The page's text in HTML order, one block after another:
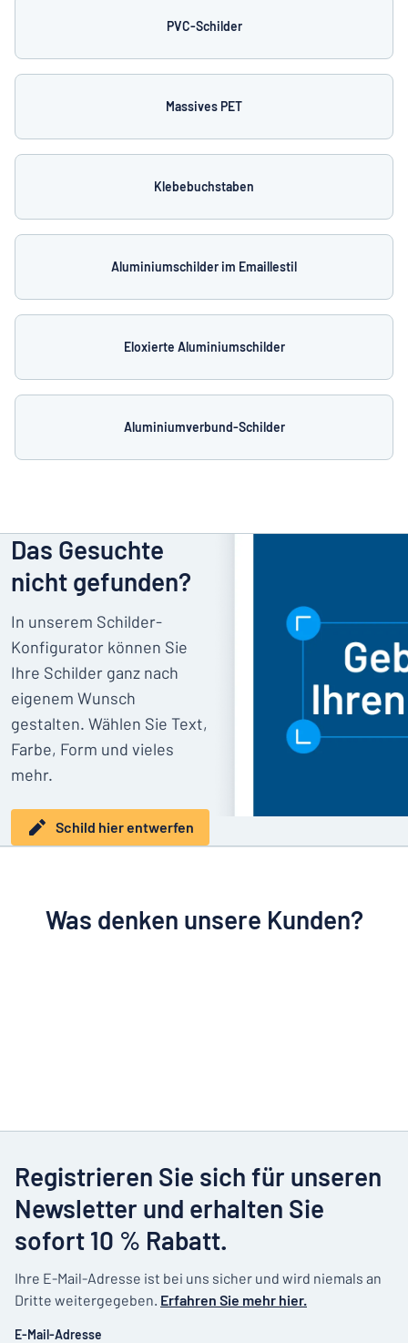
PVC-Schilder
Massives PET
Klebebuchstaben
Aluminiumschilder im Emaillestil
Eloxierte Aluminiumschilder
Aluminiumverbund-Schilder
Das Gesuchte
nicht gefunden?
In unserem Schilder-
Konfigurator können Sie
Ihre Schilder ganz nach
eigenem Wunsch
gestalten. Wählen Sie Text,
Farbe, Form und vieles
mehr.
Schild hier entwerfen
Was denken unsere Kunden?
Registrieren Sie sich für unseren
Newsletter und erhalten Sie
sofort 10 % Rabatt.
Ihre E-Mail-Adresse ist bei uns sicher und wird niemals an
Dritte weitergegeben. Erfahren Sie mehr hier.
E-Mail-Adresse